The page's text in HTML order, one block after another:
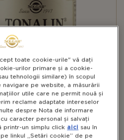
toate cookie-urile" vă dați
urilor primare și a cookie-
tehnologii similare) în scopul
pe website, a măsurării
utile care ne permit nouă și
reclame adaptate intereselor
despre Nota de informare
caracter personal și salvați
printr-un simplu click aici sau în
linkul „Setări cookie” de pe